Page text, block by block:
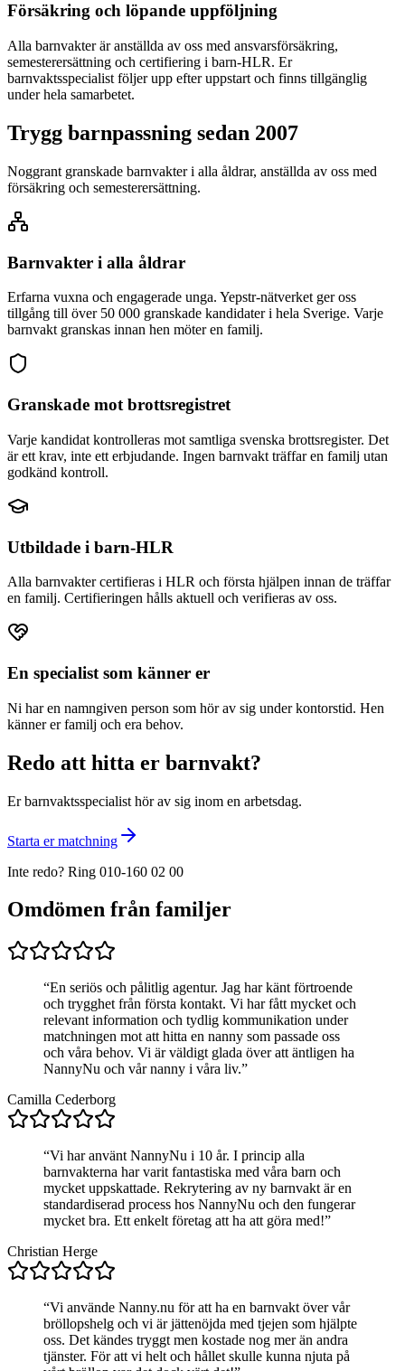
Försäkring och löpande uppföljning
Alla barnvakter är anställda av oss med ansvarsförsäkring,
semesterersättning och certifiering i barn-HLR. Er
barnvaktsspecialist följer upp efter uppstart och finns tillgänglig
under hela samarbetet.
Trygg barnpassning sedan 2007
Noggrant granskade barnvakter i alla åldrar, anställda av oss med
försäkring och semesterersättning.
Barnvakter i alla åldrar
Erfarna vuxna och engagerade unga. Yepstr-nätverket ger oss
tillgång till över 50 000 granskade kandidater i hela Sverige. Varje
barnvakt granskas innan hen möter en familj.
Granskade mot brottsregistret
Varje kandidat kontrolleras mot samtliga svenska brottsregister. Det
är ett krav, inte ett erbjudande. Ingen barnvakt träffar en familj utan
godkänd kontroll.
Utbildade i barn-HLR
Alla barnvakter certifieras i HLR och första hjälpen innan de träffar
en familj. Certifieringen hålls aktuell och verifieras av oss.
En specialist som känner er
Ni har en namngiven person som hör av sig under kontorstid. Hen
känner er familj och era behov.
Redo att hitta er barnvakt?
Er barnvaktsspecialist hör av sig inom en arbetsdag.
Starta er matchning
Inte redo? Ring 010-160 02 00
Omdömen från familjer
“En seriös och pålitlig agentur. Jag har känt förtroende
och trygghet från första kontakt. Vi har fått mycket och
relevant information och tydlig kommunikation under
matchningen mot att hitta en nanny som passade oss
och våra behov. Vi är väldigt glada över att äntligen ha
NannyNu och vår nanny i våra liv.”
Camilla Cederborg
“Vi har använt NannyNu i 10 år. I princip alla
barnvakterna har varit fantastiska med våra barn och
mycket uppskattade. Rekrytering av ny barnvakt är en
standardiserad process hos NannyNu och den fungerar
mycket bra. Ett enkelt företag att ha att göra med!”
Christian Herge
“Vi använde Nanny.nu för att ha en barnvakt över vår
bröllopshelg och vi är jättenöjda med tjejen som hjälpte
oss. Det kändes tryggt men kostade nog mer än andra
tjänster. För att vi helt och hållet skulle kunna njuta på